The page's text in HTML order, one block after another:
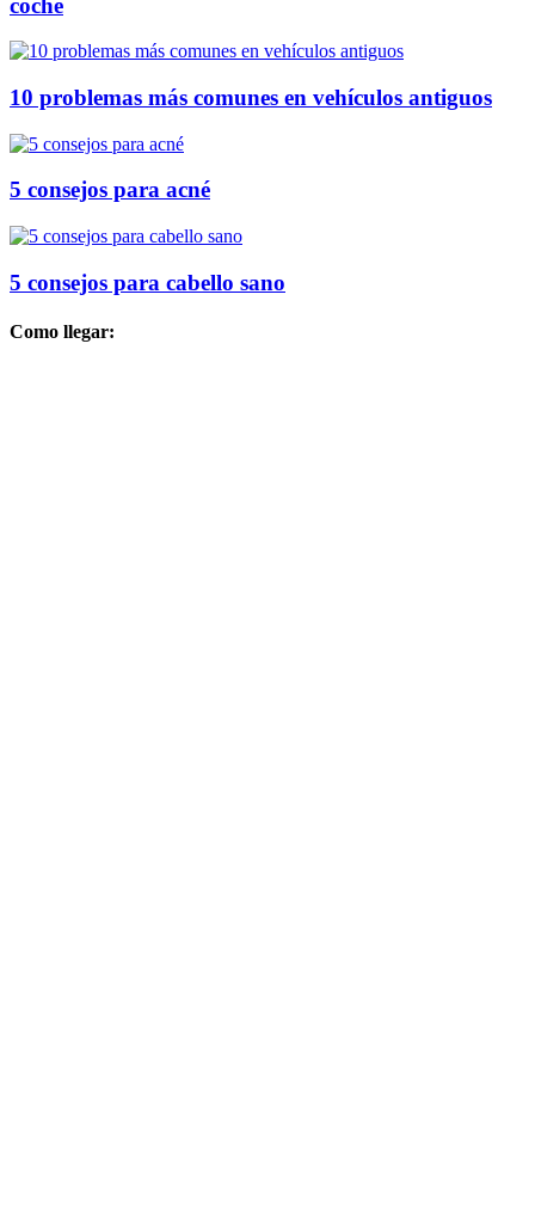
10 problemas más comunes en vehículos antiguos
5 consejos para acné
5 consejos para cabello sano
Como llegar: